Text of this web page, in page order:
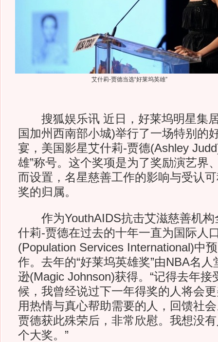
艾什莉-贾德当选“好莱坞英雄”
搜狐娱乐讯 近日，好莱坞明星集
国加州西南部小城)举行了一场特别的
宴，美国影星艾什莉-贾德(Ashley
雄”称号。这个奖项是为了奖励演艺界
而设置，名星慈善工作的影响与受认
奖的归属。
作为YouthAIDS抗击艾滋慈善机构
什莉-贾德在过去的十年一直为国际人
(Population Services International)中
作。去年的“好莱坞英雄奖”由NBA名
逊(Magic Johnson)获得。“记得去年接
候，我曾经说过下一年得奖的人将会
用热情与真心帮助需要的人，回馈社
贾德获此殊荣后，非常欣慰。我想没
个大奖。”